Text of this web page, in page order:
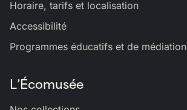
Horaire, tarifs et localisation
Accessibilité
Programmes éducatifs et de médiation
L’Écomusée